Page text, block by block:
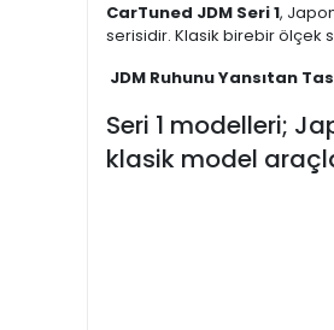
CarTuned JDM Seri 1,
serisidir. Klasik birebir ölçek
JDM Ruhunu Yansıtan
Seri 1 modelleri;
klasik model